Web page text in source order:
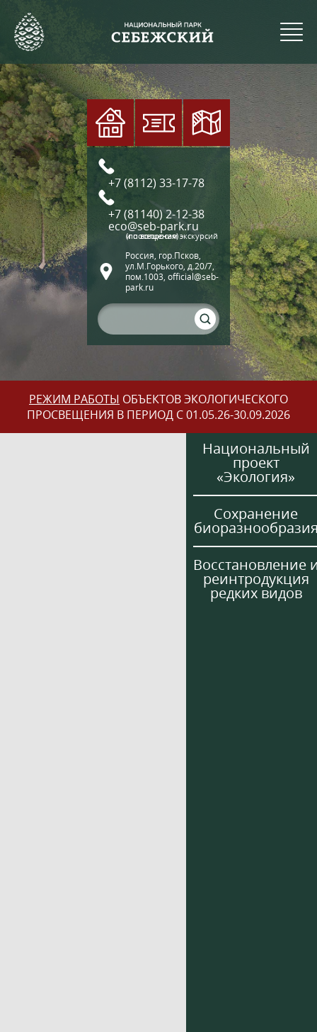
+7 (8112) 33-17-78
+7 (81140) 2-12-38
eco@seb-park.ru
(по вопросам экскурсий и посещения)
Россия, гор.Псков,
ул.М.Горького, д.20/7,
пом.1003, official@seb-
park.ru
РЕЖИМ РАБОТЫ ОБЪЕКТОВ ЭКОЛОГИЧЕСКОГО
ПРОСВЕЩЕНИЯ В ПЕРИОД С 01.05.26-30.09.2026
Национальный
проект
«Экология»
Сохранение
Восстановление
реинтродукция
редких видов